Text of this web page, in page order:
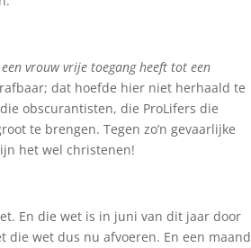
vrouw vrije toegang heeft tot een
dat hoefde hier niet herhaald te
obscurantisten, die ProLifers die
te brengen. Tegen zo’n gevaarlijke
het wel christenen!
En die wet is in juni van dit jaar door
die wet dus nu afvoeren. En een maand